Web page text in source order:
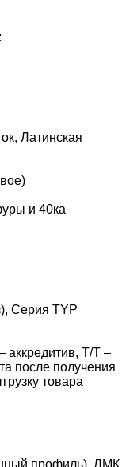
Латинская
и 40ка
Серия TYP
аккредитив, T/T –
после получения
товара
профиль), ЛМК